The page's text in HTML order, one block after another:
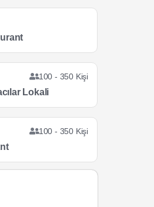
100 - 350 Kişi
Lokali
100 - 350 Kişi